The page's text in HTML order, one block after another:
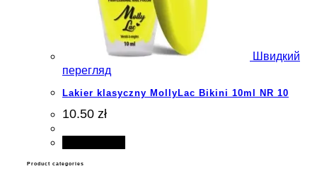
Швидкий
перегляд
Lakier klasyczny MollyLac Bikini 10ml NR 10
10.50 zł
Product categories